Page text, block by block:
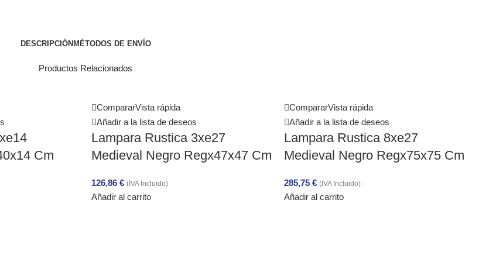
DESCRIPCIÓN MÉTODOS DE ENVÍO
Productos Relacionados
Cm
CompararVista rápida
Añadir a la lista de deseos
Lampara Rustica 3xe27
Medieval Negro Regx47x47 Cm
126,86 € (IVA Incluido)
Añadir al carrito
CompararVista rápida
Añadir a la lista de deseos
Lampara Rustica 8xe27
Medieval Negro Regx75x75 Cm
285,75 € (IVA Incluido)
Añadir al carrito